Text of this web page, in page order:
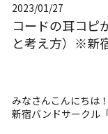
2023/01/27
コードの耳コピ
と考え方）※新
みなさんこんにちは
新宿バンドサークル